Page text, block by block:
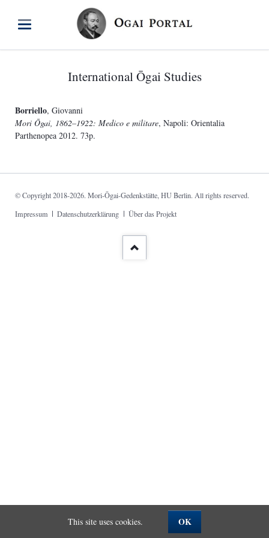
International Ōgai Studies
Borriello, Giovanni
Mori Ōgai, 1862–1922: Medico e militare, Napoli: Orientalia
Parthenopea 2012. 73p.
© Copyright 2018-2026. Mori-Ōgai-Gedenkstätte, HU Berlin. All rights reserved.
Skip
Impressum Datenschutzerklärung Über das Projekt
This site uses cookies. OK